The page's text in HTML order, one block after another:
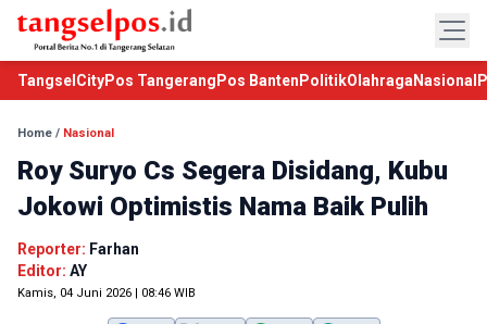
TangselCityPos Tangerang Pos Banten PolitikOlahraga Nasional
Home / Nasional
Roy Suryo Cs Segera Disidang, Kubu
Jokowi Optimistis Nama Baik Pulih
Reporter: Farhan
Editor: AY
Kamis, 04 Juni 2026 | 08:46 WIB